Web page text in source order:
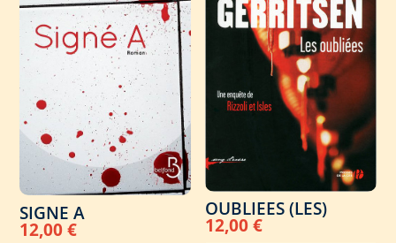
SIGNE A
12,00€
OUBLIEES (LES)
12,00€